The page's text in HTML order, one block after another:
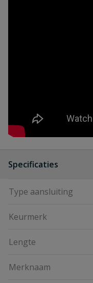
Specificaties
Type aansluiting
Keurmerk
Lengte
Merknaam